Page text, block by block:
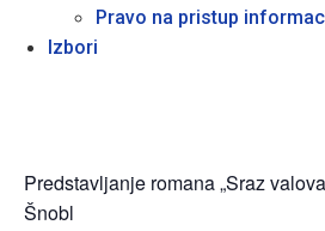
Pravo na pristup
Izbori
Predstavljanje romana „Sraz
Šnobl